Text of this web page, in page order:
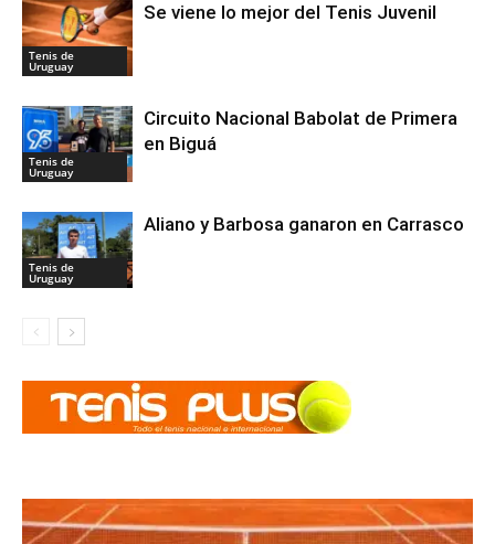
Tenis de
Uruguay
Se viene lo mejor del Tenis Juvenil
Tenis de
Uruguay
Circuito Nacional Babolat de Primera
en Biguá
Tenis de
Uruguay
Aliano y Barbosa ganaron en Carrasco